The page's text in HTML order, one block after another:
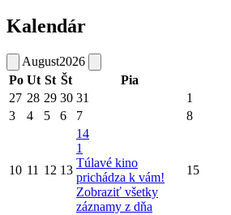
Kalendár
August2026
Po Ut St Št Pia
27 28 29 30 31 1
3
4 5 6 7 8
10 11 12 13
14
1
Túlavé kino
prichádza k vám!
Zobraziť všetky
záznamy z dňa
15